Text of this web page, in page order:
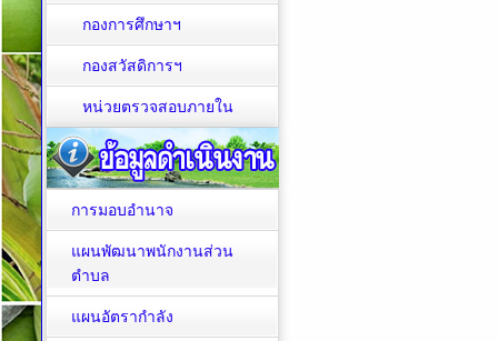
กองการศึกษาฯ
กองสวัสดิการฯ
หน่วยตรวจสอบภายใน
การมอบอำนาจ
แผนพัฒนาพนักงานส่วน
ตำบล
แผนอัตรากำลัง